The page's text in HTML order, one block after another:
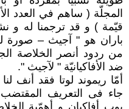
المجلّة ( ساهم في العدد
قيّمة ) و قد ترجمنا له و
باران هو " آجيث – صورة
من ردود أنصر الخلاصة
ضد الأفاكيانيّة " لآجيث ".
أمّا ريموند لوتا فقد أنف
جاء فى التعريف